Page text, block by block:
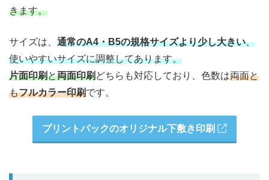
きます。
サイズは、 通常のA4・B5の規格サイズより少し大きい、
使いやすいサイズに調整してあります。
片面印刷と両面印刷 どちらも対応しており、色数は両面と
もフルカラー印刷です。
プリントパックのオリジナル下敷き印刷